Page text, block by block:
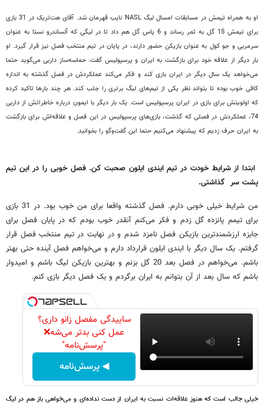
او به همراه تیمش در مسابقات امسال لیگ NASL نایب قهرمان شد. آقای هت‌تریک در 31 بازی
برای تیمش 15 گل به ثمر رساند و 6 پاس گل هم داد تا در لیگی که آلساندرو نستا به عنوان
سرمربی و جو کول به عنوان بازیکن حضور دارند، در پایان در تیم منتخب فصل نیز قرار گیرد. او
بار دیگر از علاقه خود برای بازگشت به ایران و پرسپولیس گفت. حماسه‌ساز داربی می‌گوید حتما
می‌خواهد یک سال دیگر در ایران بازی کند و فکر می‌کند عملکردش در فصل گذشته به اندازه
کافی خوب بوده تا بتواند نظر یکی از تیم‌های لیگ برتری را جلب کند. هر چند بارها تاکید کرده
که اولویتش برای بازی در ایران پرسپولیس است. یک بار دیگر با ایمون درباره خاطراتش از داربی
74، عملکردش در فصلی که گذشت، بازی‌های پرسپولیس در این فصل و علاقه‌اش برای بازگشت
به ایران حرف زدیم که پیشنهاد می‌کنیم حتما این گفت‌وگو را بخوانید.
ابتدا از شرایط خودت در تیم ایندی ایلون صحبت کن. فصل خوبی را در این تیم
پشت سر گذاشتی.
من شرایط خیلی خوبی دارم. فصل گذشته واقعا برای من خوب بود. در 31 بازی
برای تیمم پانزده گل زدم و فکر می‌کنم آنقدر خوب بودم که در پایان فصل برای
جایزه ارزشمندترین بازیکن فصل نامزد شدم و در نهایت در تیم منتخب فصل قرار
گرفتم. یک سال‌ دیگر با ایندی ایلون قرارداد دارم و می‌خواهم فصل آینده حتی بهتر
باشم. می‌خواهم در فصل بعد 20 گل بزنم و بهترین بازیکن لیگ باشم و امیدوار
باشم که سال بعد از آن بتوانم به ایران برگردم و یک فصل دیگر بازی کنم.
ساییدگی مفصل زانو داری؟
عمل کنی بدتر می‌شه❌
"پرسش‌نامه"
◀ پرسش‌نامه
خیلی جالب است که هنوز علاقه‌ات نسبت به ایران از دست نداده‌ای و می‌خواهی باز هم در لیگ